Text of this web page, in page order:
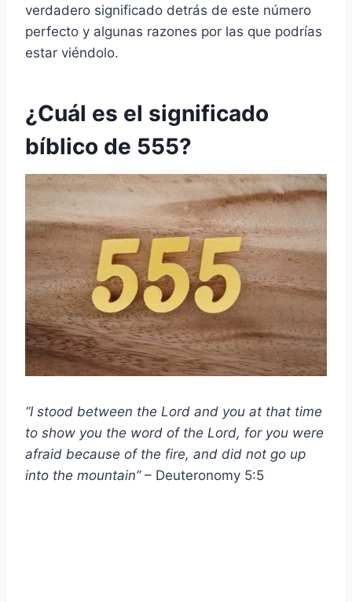
verdadero significado detrás de este número
perfecto y algunas razones por las que podrías
estar viéndolo.
¿Cuál es el significado
bíblico de 555?
“I stood between the Lord and you at that time
to show you the word of the Lord, for you were
afraid because of the fire, and did not go up
into the mountain”– Deuteronomy 5:5